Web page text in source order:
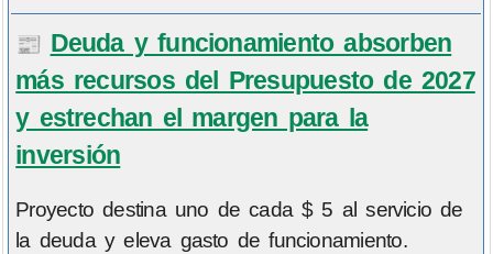
📰 Deuda y funcionamiento absorben
más recursos del Presupuesto de 2027
y estrechan el margen para la
inversión
Proyecto destina uno de cada $ 5 al servicio de
la deuda y eleva gasto de funcionamiento.